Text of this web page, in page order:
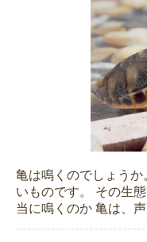
亀は鳴くのでしょう
いものです。 その生
当に鳴くのか 亀は、